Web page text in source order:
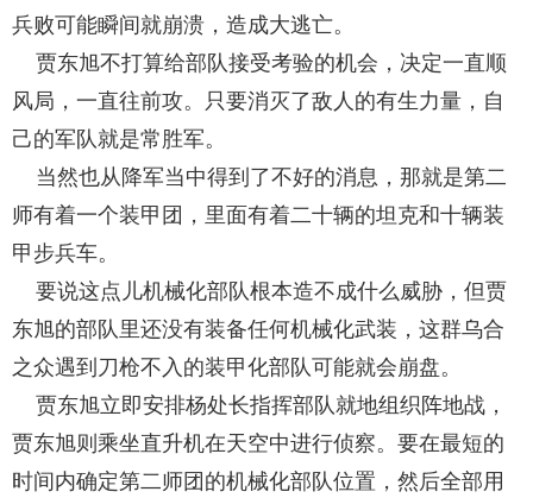
兵败可能瞬间就崩溃，造成大逃亡。
贾东旭不打算给部队接受考验的机会，决定一直顺
风局，一直往前攻。只要消灭了敌人的有生力量，自
己的军队就是常胜军。
当然也从降军当中得到了不好的消息，那就是第二
师有着一个装甲团，里面有着二十辆的坦克和十辆装
甲步兵车。
要说这点儿机械化部队根本造不成什么威胁，但贾
东旭的部队里还没有装备任何机械化武装，这群乌合
之众遇到刀枪不入的装甲化部队可能就会崩盘。
贾东旭立即安排杨处长指挥部队就地组织阵地战，
贾东旭则乘坐直升机在天空中进行侦察。要在最短的
时间内确定第二师团的机械化部队位置，然后全部用